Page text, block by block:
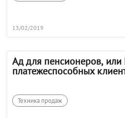
13/02/2019
Ад для пенсионеров, или
платежеспособных
Техника продаж